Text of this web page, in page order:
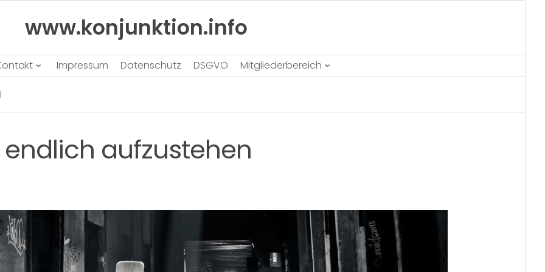
www.konjunktion.info
Impressum Datenschutz DSGVO Mitgliederbereich
aufzustehen